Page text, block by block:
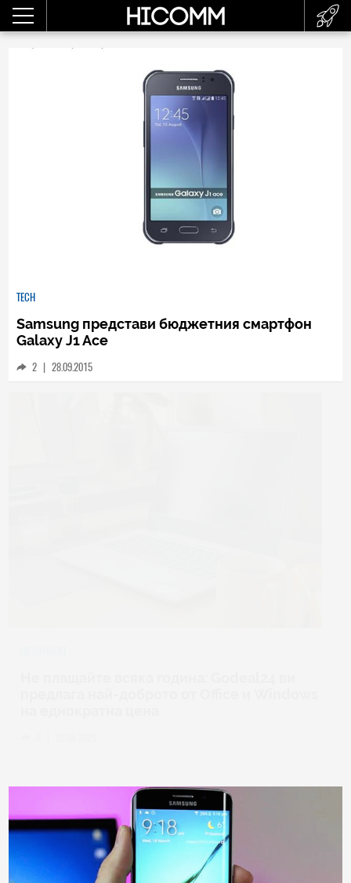
TECH
Samsung представи бюджетния смартфон
Galaxy J1 Ace
2 28.09.2015